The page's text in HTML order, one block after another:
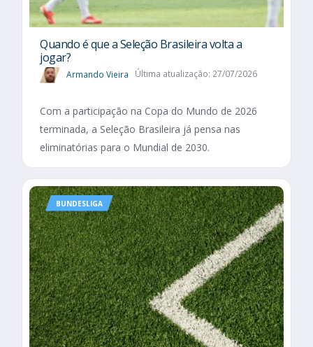
Quando é que a Seleção Brasileira volta a
jogar?
Armando Vieira Última atualização: 27/07/2026
Com a participação na Copa do Mundo de 2026
terminada, a Seleção Brasileira já pensa nas
eliminatórias para o Mundial de 2030.
BUNDESLIGA